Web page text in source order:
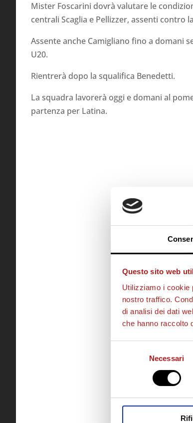
Questo sito web
Utilizziamo i cookie
nostro traffico.
di analisi dei dati
che hanno raccolto
Necessari
Mister Foscarini dovrà valutare le
centrali Scaglia e Pellizzer, assenti contro
Assente anche Camigliano fino a domani
U20.
Rientrerà dopo la squalifica Benedetti.
La squadra lavorerà oggi e domani al
partenza per Latina.